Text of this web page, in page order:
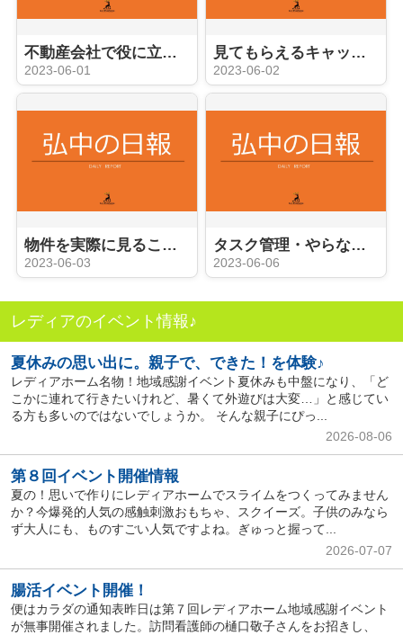
不動産会社で役に立つ事務員への道
2023-06-01
見てもらえるキャッチコピーやコメント？
2023-06-02
物件を実際に見ることができる内覧会
2023-06-03
タスク管理・やらなければならないこと
2023-06-06
レディアのイベント情報♪
夏休みの思い出に。親子で、できた！を体験♪
レディアホーム名物！地域感謝イベント夏休みも中盤になり、「ど
こかに連れて行きたいけれど、暑くて外遊びは大変…」と感じてい
る方も多いのではないでしょうか。 そんな親子にぴっ...
2026-08-06
第８回イベント開催情報
夏の！思いで作りにレディアホームでスライムをつくってみません
か？今爆発的人気の感触刺激おもちゃ、スクイーズ。子供のみなら
ず大人にも、ものすごい人気ですよね。ぎゅっと握って...
2026-07-07
腸活イベント開催！
便はカラダの通知表昨日は第７回レディアホーム地域感謝イベント
が無事開催されました。訪問看護師の樋口敬子さんをお招きし、